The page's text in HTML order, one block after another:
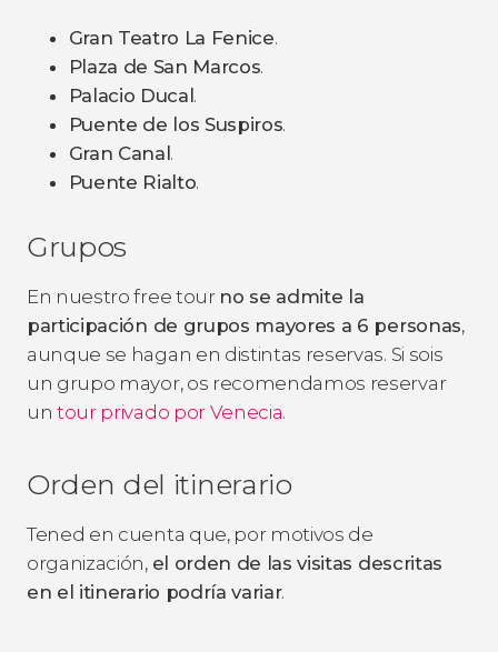
Gran Teatro La Fenice.
Plaza de San Marcos.
Palacio Ducal.
Puente de los Suspiros.
Gran Canal.
Puente Rialto.
Grupos
En nuestro free tour no se admite la
participación de grupos mayores a 6 personas,
aunque se hagan en distintas reservas. Si sois
un grupo mayor, os recomendamos reservar
untour privado por Venecia.
Orden del itinerario
Tened en cuenta que, por motivos de
organización, el orden de las visitas descritas
en el itinerario podría variar.